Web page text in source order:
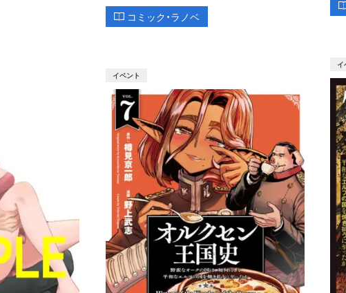
コミック・ラノベ
イベント
イ